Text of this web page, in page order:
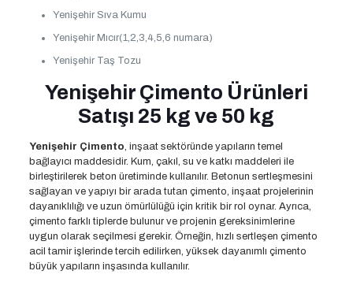
Yenişehir Sıva Kumu
Yenişehir Mıcır(1,2,3,4,5,6 numara)
Yenişehir Taş Tozu
Yenişehir Çimento Ürünleri
Satışı 25 kg ve 50 kg
Yenişehir Çimento, inşaat sektöründe yapıların temel
bağlayıcı maddesidir. Kum, çakıl, su ve katkı maddeleri ile
birleştirilerek beton üretiminde kullanılır. Betonun sertleşmesini
sağlayan ve yapıyı bir arada tutan çimento, inşaat projelerinin
dayanıklılığı ve uzun ömürlülüğü için kritik bir rol oynar. Ayrıca,
çimento farklı tiplerde bulunur ve projenin gereksinimlerine
uygun olarak seçilmesi gerekir. Örneğin, hızlı sertleşen çimento
acil tamir işlerinde tercih edilirken, yüksek dayanımlı çimento
büyük yapıların inşasında kullanılır.